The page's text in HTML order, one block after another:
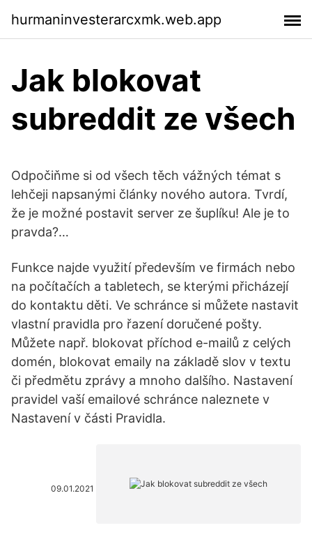
hurmaninvesterarcxmk.web.app
Jak blokovat
subreddit ze všech
Odpočiňme si od všech těch vážných témat s
lehčeji napsanými články nového autora. Tvrdí,
že je možné postavit server ze šuplíku! Ale je to
pravda?…
Funkce najde využití především ve firmách nebo
na počítačích a tabletech, se kterými přicházejí
do kontaktu děti. Ve schránce si můžete nastavit
vlastní pravidla pro řazení doručené pošty.
Můžete např. blokovat příchod e-mailů z celých
domén, blokovat emaily na základě slov v textu
či předmětu zprávy a mnoho dalšího. Nastavení
pravidel vaší emailové schránce naleznete v
Nastavení v části Pravidla.
09.01.2021